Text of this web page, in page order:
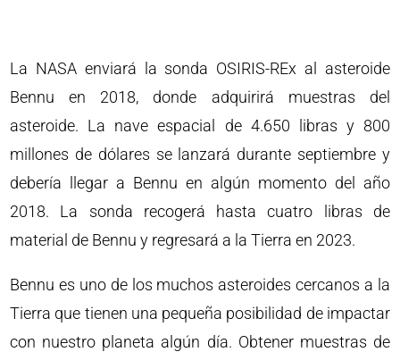
La NASA enviará la sonda OSIRIS-REx al asteroide
Bennu en 2018, donde adquirirá muestras del
asteroide. La nave espacial de 4.650 libras y 800
millones de dólares se lanzará durante septiembre y
debería llegar a Bennu en algún momento del año
2018. La sonda recogerá hasta cuatro libras de
material de Bennu y regresará a la Tierra en 2023.
Bennu es uno de los muchos asteroides cercanos a la
Tierra que tienen una pequeña posibilidad de impactar
con nuestro planeta algún día. Obtener muestras de